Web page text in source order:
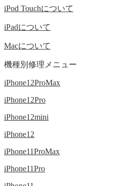
iPod Touchについて
iPadについて
Macについて
機種別修理メニュー
iPhone12ProMax
iPhone12Pro
iPhone12mini
iPhone12
iPhone11ProMax
iPhone11Pro